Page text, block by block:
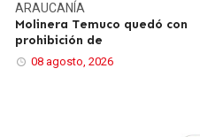
ARAUCANÍA
Molinera Temuco quedó con
prohibición de
08 agosto, 2026